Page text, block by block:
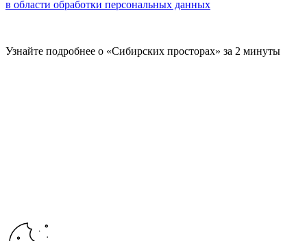
в области обработки персональных данных
Узнайте подробнее о «Сибирских просторах» за 2 минуты